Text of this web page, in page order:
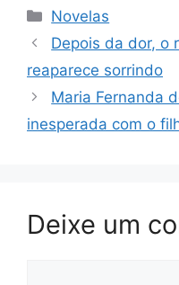
Categorias
Novelas
Depois da dor, o
reaparece sorrindo
Maria Fernanda
inesperada com o
Deixe um